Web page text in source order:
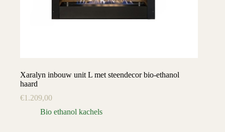
Xaralyn inbouw unit L met steendecor bio-ethanol
haard
€1.209,00
Bio ethanol kachels